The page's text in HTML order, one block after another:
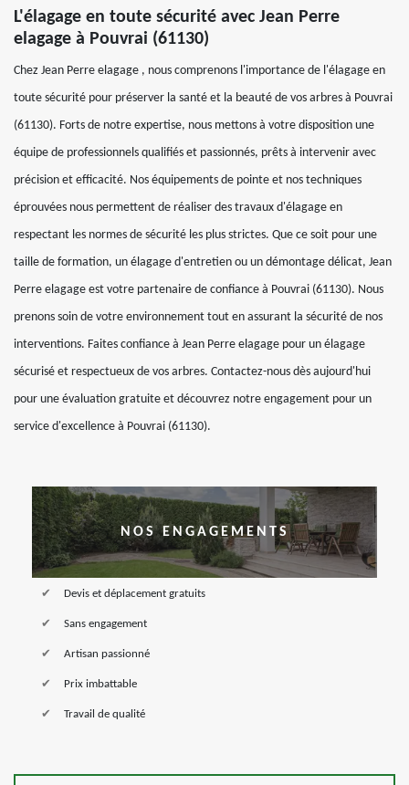
L'élagage en toute sécurité avec Jean Perre
elagage à Pouvrai (61130)
Chez Jean Perre elagage , nous comprenons l'importance de l'élagage en
toute sécurité pour préserver la santé et la beauté de vos arbres à Pouvrai
(61130). Forts de notre expertise, nous mettons à votre disposition une
équipe de professionnels qualifiés et passionnés, prêts à intervenir avec
précision et efficacité. Nos équipements de pointe et nos techniques
éprouvées nous permettent de réaliser des travaux d'élagage en
respectant les normes de sécurité les plus strictes. Que ce soit pour une
taille de formation, un élagage d'entretien ou un démontage délicat, Jean
Perre elagage est votre partenaire de confiance à Pouvrai (61130). Nous
prenons soin de votre environnement tout en assurant la sécurité de nos
interventions. Faites confiance à Jean Perre elagage pour un élagage
sécurisé et respectueux de vos arbres. Contactez-nous dès aujourd'hui
pour une évaluation gratuite et découvrez notre engagement pour un
service d'excellence à Pouvrai (61130).
NOS ENGAGEMENTS
Devis et déplacement gratuits
Sans engagement
Artisan passionné
Prix imbattable
Travail de qualité